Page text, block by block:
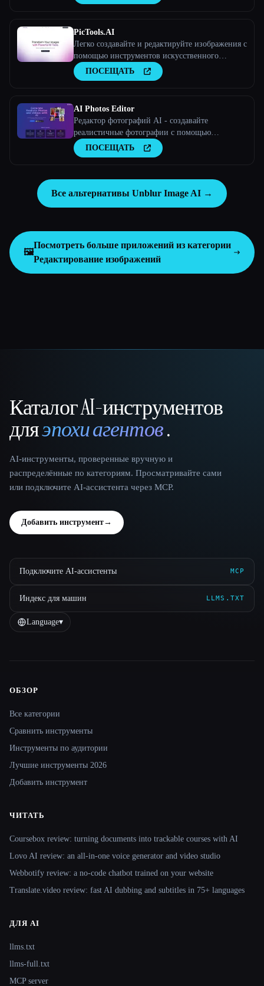
PicTools.AI
Легко создавайте и редактируйте изображения с
помощью инструментов искусственного
интеллекта
ПОСЕЩАТЬ
AI Photos Editor
Редактор фотографий AI - создавайте
реалистичные фотографии с помощью
искусственного интеллекта
ПОСЕЩАТЬ
Все альтернативы Unblur Image AI →
🖼️
Посмотреть больше приложений из категории
Редактирование изображений
That AI Collection
Каталог AI-инструментов
дляэпохи агентов.
AI-инструменты, проверенные вручную и
распределённые по категориям. Просматривайте сами
или подключите AI-ассистента через MCP.
Добавить инструмент→
Подключите AI-ассистенты MCP
Индекс для машин LLMS.TXT
Language▾
Site navigation
ОБЗОР
Все категории
Сравнить инструменты
Инструменты по аудитории
Лучшие инструменты 2026
Добавить инструмент
ЧИТАТЬ
Coursebox review: turning documents into trackable courses with AI
Lovo AI review: an all-in-one voice generator and video studio
Webbotify review: a no-code chatbot trained on your website
Translate.video review: fast AI dubbing and subtitles in 75+ languages
ДЛЯ AI
llms.txt
llms-full.txt
MCP server